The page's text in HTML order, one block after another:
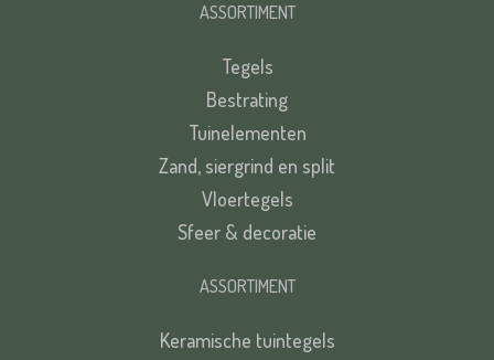
VERSTUREN
VERSTUREN
ASSORTIMENT
Tegels
Bestrating
Tuinelementen
Zand, siergrind en split
Vloertegels
Sfeer & decoratie
ASSORTIMENT
Keramische tuintegels